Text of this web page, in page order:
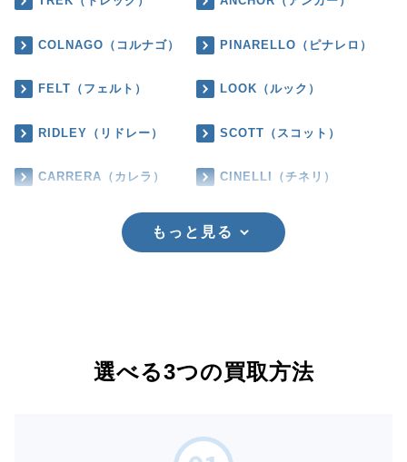
COLNAGO（コルナゴ） PINARELLO（ピナレロ）
FELT（フェルト） LOOK（ルック）
RIDLEY（リドレー） SCOTT（スコット）
CARRERA（カレラ） CINELLI（チネリ）
もっと見る
選べる3つの買取方法